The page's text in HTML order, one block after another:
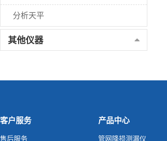
分析天平
其他仪器
客户服务
售后服务
产品中心
管网降损测漏仪